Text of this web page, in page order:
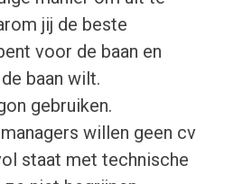
jij de beste
voor de baan en
baan wilt.
gebruiken.
willen geen cv
staat met technische